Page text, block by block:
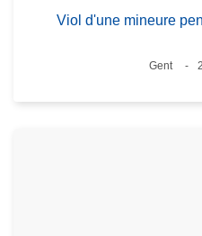
Viol d'une mineure
Standort
Gent